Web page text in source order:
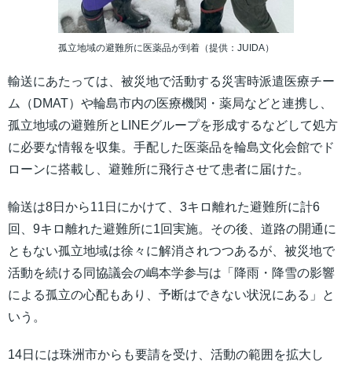
孤立地域の避難所に医薬品が到着（提供：JUIDA）
輸送にあたっては、被災地で活動する災害時派遣医療チー
ム（DMAT）や輪島市内の医療機関・薬局などと連携し、
孤立地域の避難所とLINEグループを形成するなどして処方
に必要な情報を収集。手配した医薬品を輪島文化会館でド
ローンに搭載し、避難所に飛行させて患者に届けた。
輸送は8日から11日にかけて、3キロ離れた避難所に計6
回、9キロ離れた避難所に1回実施。その後、道路の開通に
ともない孤立地域は徐々に解消されつつあるが、被災地で
活動を続ける同協議会の嶋本学参与は「降雨・降雪の影響
による孤立の心配もあり、予断はできない状況にある」と
いう。
14日には珠洲市からも要請を受け、活動の範囲を拡大し